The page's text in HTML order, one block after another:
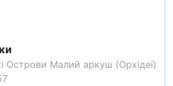
Острови Малий аркуш (Орхідеї)